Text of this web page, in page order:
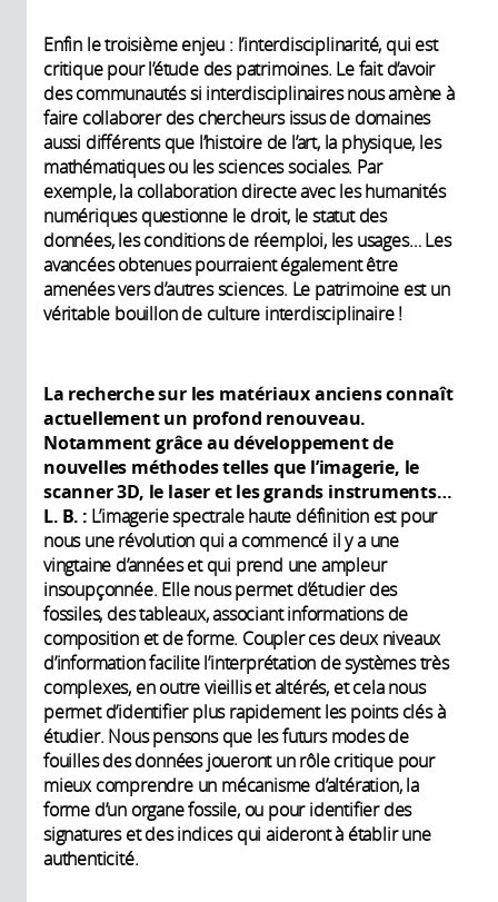
Enfin le troisième enjeu : l’interdisciplinarité, qui est
critique pour l’étude des patrimoines. Le fait d’avoir
des communautés si interdisciplinaires nous amène à
faire collaborer des chercheurs issus de domaines
aussi différents que l’histoire de l’art, la physique, les
mathématiques ou les sciences sociales. Par
exemple, la collaboration directe avec les humanités
numériques questionne le droit, le statut des
données, les conditions de réemploi, les usages… Les
avancées obtenues pourraient également être
amenées vers d’autres sciences. Le patrimoine est un
véritable bouillon de culture interdisciplinaire !
La recherche sur les matériaux anciens connaît
actuellement un profond renouveau.
Notamment grâce au développement de
nouvelles méthodes telles que l’imagerie, le
scanner 3D, le laser et les grands instruments…
L. B. : L’imagerie spectrale haute définition est pour
nous une révolution qui a commencé il y a une
vingtaine d’années et qui prend une ampleur
insoupçonnée. Elle nous permet d’étudier des
fossiles, des tableaux, associant informations de
composition et de forme. Coupler ces deux niveaux
d’information facilite l’interprétation de systèmes très
complexes, en outre vieillis et altérés, et cela nous
permet d’identifier plus rapidement les points clés à
étudier. Nous pensons que les futurs modes de
fouilles des données joueront un rôle critique pour
mieux comprendre un mécanisme d’altération, la
forme d’un organe fossile, ou pour identifier des
signatures et des indices qui aideront à établir une
authenticité.